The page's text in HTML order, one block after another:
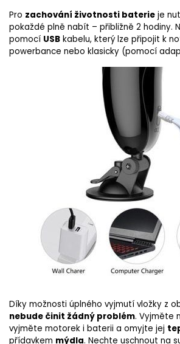
Pro zachování životnosti baterie je
pokaždé plně nabít – přibližně 2 hodiny.
pomocí USB kabelu, který lze připojit k
powerbance nebo klasicky (pomocí
Díky možnosti úplného vyjmutí vložky z
nebude činit žádný problém. Vyjměte
vyjměte motorek i baterii a omyjte jej
přídavkem mýdla. Nechte uschnout na